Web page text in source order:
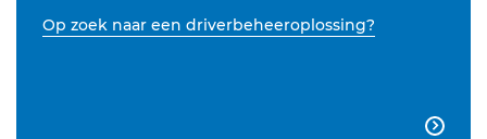
Op zoek naar een driverbeheeroplossing?
